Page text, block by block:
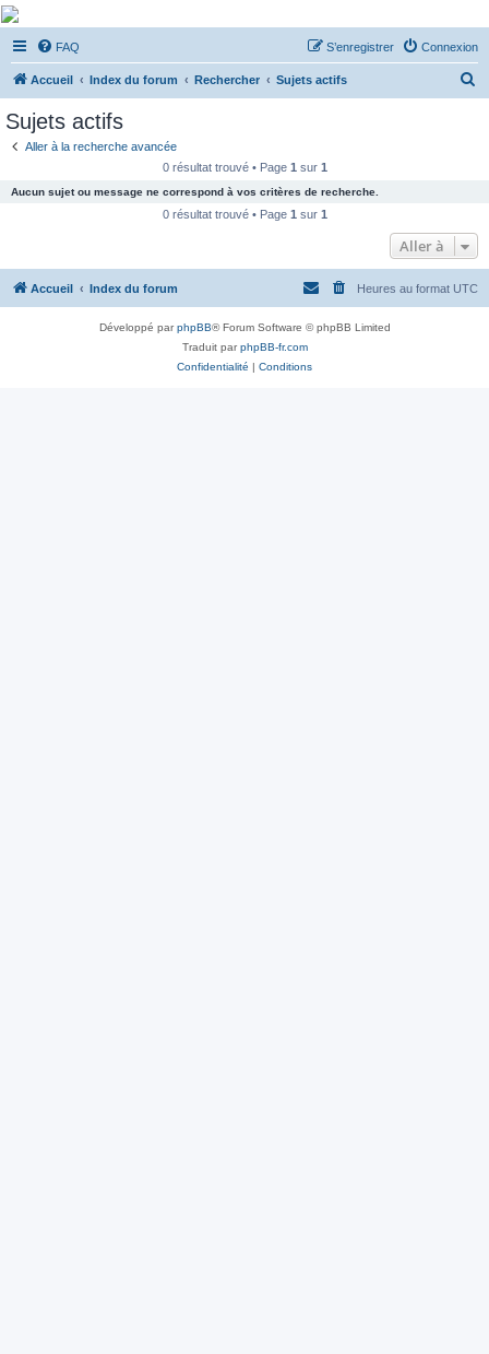
De Musicae Militari -
Forums
Forums de discussions
FAQ Connexion
S’enregistrer
Accueil Index du forum Rechercher Sujets actifs
c
e
Sujets actifs
Aller à la recherche avancée
0 résultat trouvé • Page 1 sur 1
Aucun sujet ou message ne correspond à vos critères de recherche.
0 résultat trouvé • Page 1 sur 1
Aller à
Accueil Index du forum Heures au format UTC
Développé parphpBB® Forum Software © phpBB Limited
Traduit parphpBB-fr.com
Confidentialité | Conditions